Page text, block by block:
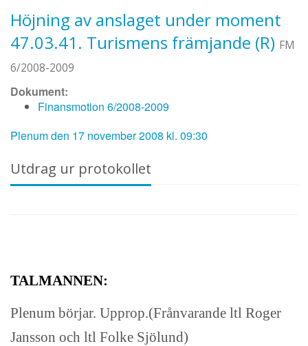
Höjning av anslaget under moment
47.03.41. Turismens främjande (R) FM
6/2008-2009
Dokument:
Finansmotion 6/2008-2009
Plenum den 17 november 2008 kl. 09:30
Utdrag ur protokollet
TALMANNEN:
Plenum börjar. Upprop.(Frånvarande ltl Roger
Jansson och ltl Folke Sjölund)